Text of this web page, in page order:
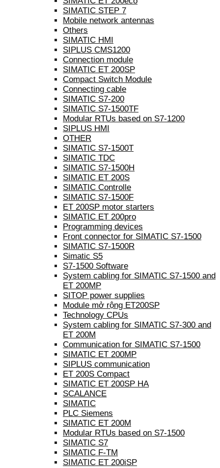
SIMATIC STEP 7
Mobile network antennas
Others
SIMATIC HMI
SIPLUS CMS1200
Connection module
SIMATIC ET 200SP
Compact Switch Module
Connecting cable
SIMATIC S7-200
SIMATIC S7-1500TF
Modular RTUs based on S7-1200
SIPLUS HMI
OTHER
SIMATIC S7-1500T
SIMATIC TDC
SIMATIC S7-1500H
SIMATIC ET 200S
SIMATIC Controlle
SIMATIC S7-1500F
ET 200SP motor starters
SIMATIC ET 200pro
Programming devices
Front connector for SIMATIC S7-1500
SIMATIC S7-1500R
Simatic S5
S7-1500 Software
System cabling for SIMATIC S7-1500 and
ET 200MP
SITOP power supplies
Module mở rộng ET200SP
Technology CPUs
System cabling for SIMATIC S7-300 and
ET 200M
Communication for SIMATIC S7-1500
SIMATIC ET 200MP
SIPLUS communication
ET 200S Compact
SIMATIC ET 200SP HA
SCALANCE
SIMATIC
PLC Siemens
SIMATIC ET 200M
Modular RTUs based on S7-1500
SIMATIC S7
SIMATIC F-TM
SIMATIC ET 200iSP